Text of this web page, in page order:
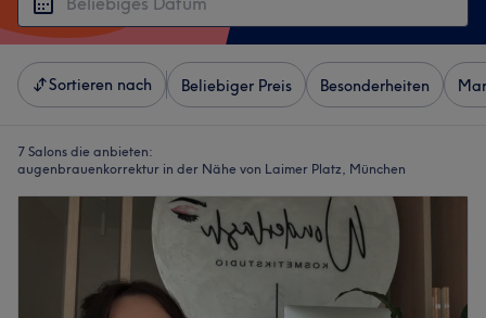
Sortieren nach Beliebiger Preis Besonderheiten
7 Salons die anbieten:
augenbrauenkorrektur in der Nähe von Laimer Platz, München